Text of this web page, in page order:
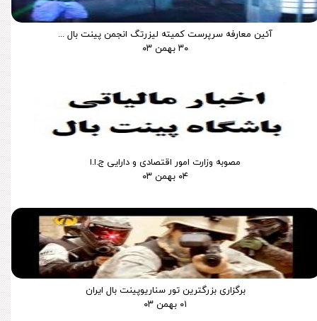
آئین معارفه سرپرست کمیته لیزرتگ انجمن پینت بال ...
۳۰ بهمن ۰۳
مصوبه وزارت امور اقتصادی و دارایی ج.ا.ا
۰۴ بهمن ۰۳
برگزاری بزرگترین تور سناریوپینت بال ایران
۰۱ بهمن ۰۳